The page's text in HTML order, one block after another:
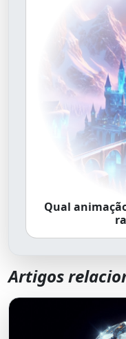
Qual
Artigos